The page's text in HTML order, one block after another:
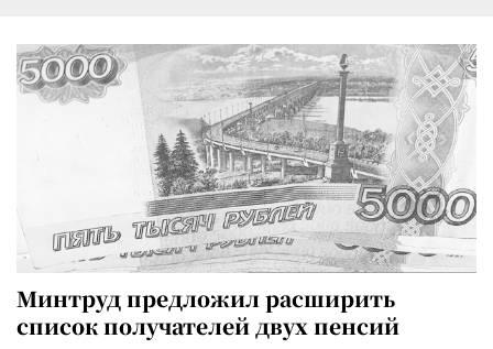
Минтруд предложил расширить
список получателей двух пенсий